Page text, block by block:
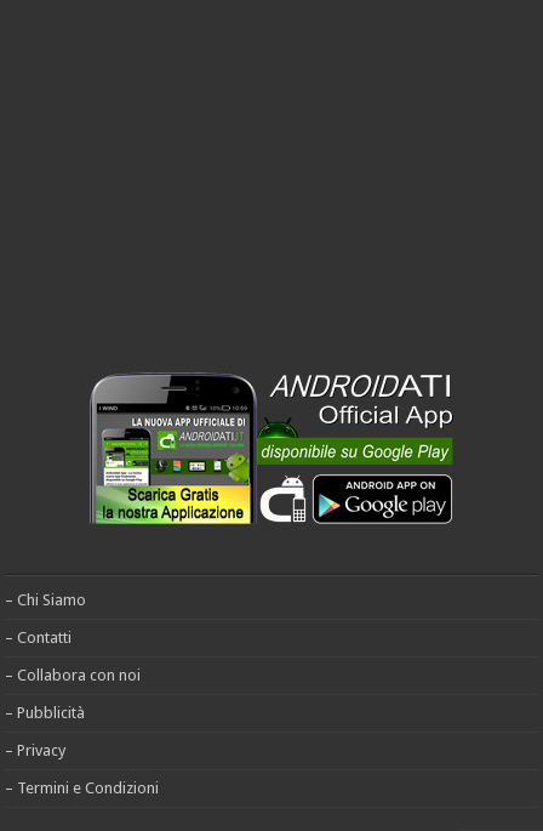
– Chi Siamo
– Contatti
– Collabora con noi
– Pubblicità
– Privacy
– Termini e Condizioni